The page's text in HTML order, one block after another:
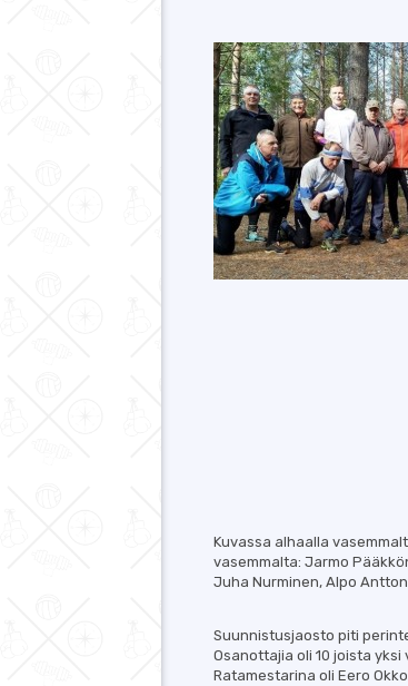
Kuvassa alhaalla
vasemmalta: Jarmo
Juha Nurminen, Alpo
Suunnistusjaosto piti
Osanottajia oli 10 joista
Ratamestarina oli Eero